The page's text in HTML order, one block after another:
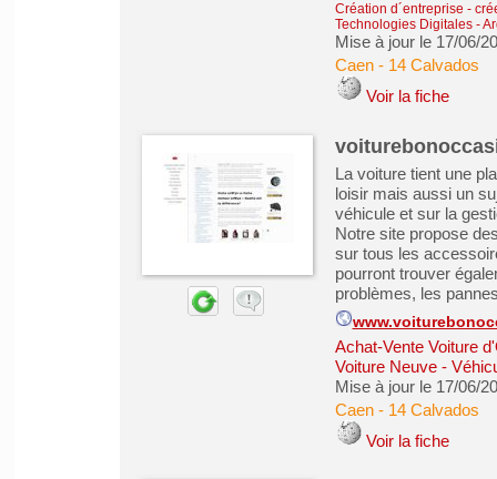
Création d´entreprise -
Technologies Digitales-
Mise à jour le 17/06/
Caen- 14 Calvados
Voir la fiche
La voiture tient une
loisir mais aussi un
véhicule et sur la
Notre site propose
sur tous les
pourront trouver
problèmes, les
Achat-Vente Voiture
Voiture Neuve -
Mise à jour le 17/06/
Caen- 14 Calvados
Voir la fiche